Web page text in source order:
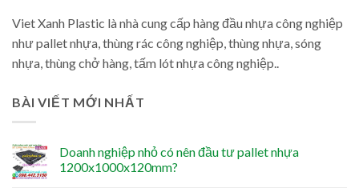
Viet Xanh Plastic là nhà cung cấp hàng đầu nhựa công nghiệp
như pallet nhựa, thùng rác công nghiệp, thùng nhựa, sóng
nhựa, thùng chở hàng, tấm lót nhựa công nghiệp..
BÀI VIẾT MỚI NHẤT
Doanh nghiệp nhỏ có nên đầu tư pallet nhựa
1200x1000x120mm?